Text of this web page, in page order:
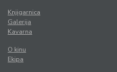
Knjigarnica
Galerija
Kavarna
O kinu
Ekipa